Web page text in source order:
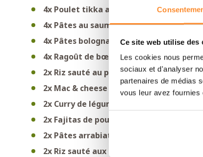
Ce site web utilise des
Les cookies nous
sociaux et d'analyser
partenaires de médias
vous leur avez
4x Poulet tikka avec riz
(126 g) – 688 kcal
4x Pâtes au saumon et brocoli(117 g) –
4x Pâtes bolognaises(130 g) – 578 kcal
4x Ragoût de bœuf avec pommes de
2x Riz sauté au poulet(121 g) – 603 kcal
2x Mac & cheese (118 g) – 603 kcal chacun
2x Curry de légumes tikka masala avec riz
2x Fajitas de poulet avec riz
2x Pâtes arrabiata épicées
2x Riz sauté aux légumes